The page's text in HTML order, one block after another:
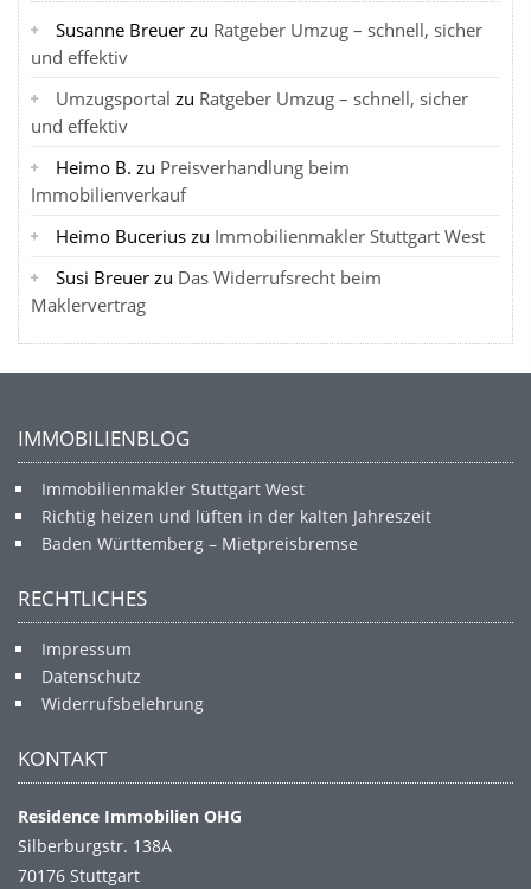
Susanne Breuer zu Ratgeber Umzug – schnell, sicher
und effektiv
Umzugsportal zu Ratgeber Umzug – schnell, sicher
und effektiv
Heimo B. zu Preisverhandlung beim
Immobilienverkauf
Heimo Bucerius zu Immobilienmakler Stuttgart West
Susi Breuer zu Das Widerrufsrecht beim
Maklervertrag
IMMOBILIENBLOG
Immobilienmakler Stuttgart West
Richtig heizen und lüften in der kalten Jahreszeit
Baden Württemberg – Mietpreisbremse
RECHTLICHES
Impressum
Datenschutz
Widerrufsbelehrung
KONTAKT
Residence Immobilien OHG
Silberburgstr. 138A
70176 Stuttgart